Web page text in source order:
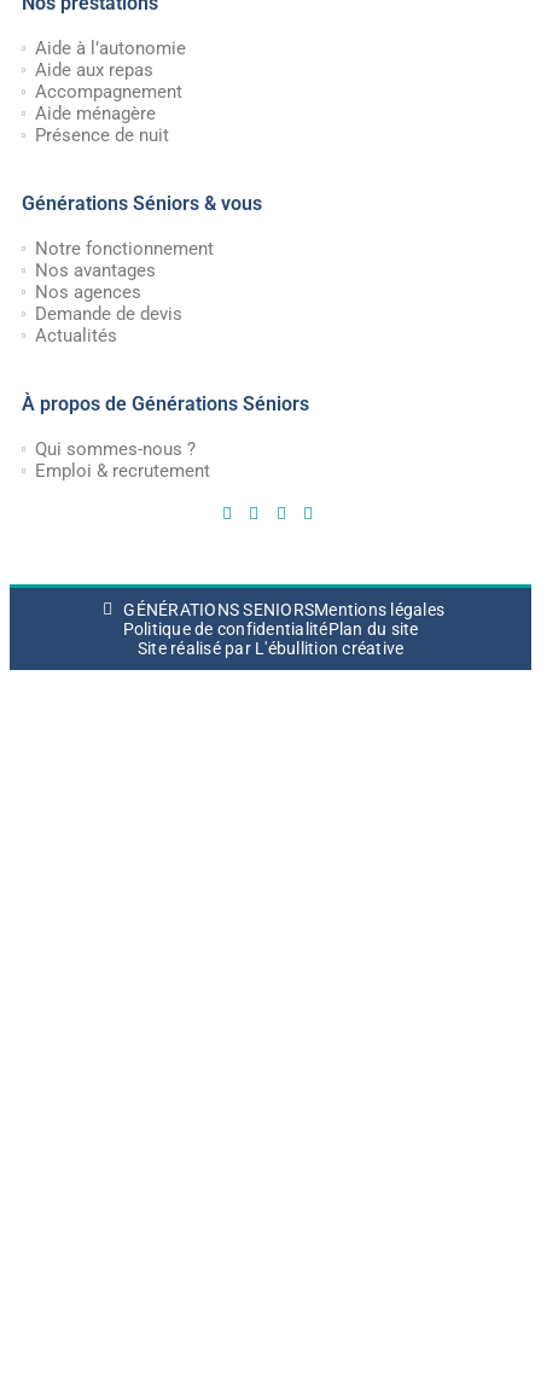
Aide à l’autonomie
Aide aux repas
Accompagnement
Aide ménagère
Présence de nuit
Générations Séniors & vous
Notre fonctionnement
Nos avantages
Nos agences
Demande de devis
Actualités
À propos de Générations Séniors
Qui sommes-nous ?
Emploi & recrutement
GÉNÉRATIONS SENIORSMentions légales
Politique de confidentialitéPlan du site
Site réalisé par L'ébullition créative